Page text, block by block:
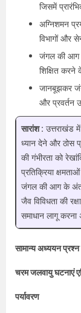
जिसमें
अग्निशमन
विभागों और
जंगल की आग
शिक्षित
जानबूझकर
और प्रवर्तन
सारांश : उत्तराखंड
ध्यान देने और ठोस
की गंभीरता को
प्रतिक्रिया
जंगल की आग के
जैव विविधता की
समाधान लागू करना
सामान्य अध्ययन
चरम जलवायु घटनाएं
पर्यावरण